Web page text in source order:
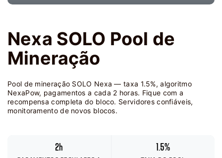
Nexa SOLO Pool de
Mineração
Pool de mineração SOLO Nexa — taxa 1.5%, algoritmo
NexaPow, pagamentos a cada 2 horas. Fique com a
recompensa completa do bloco. Servidores confiáveis,
monitoramento de novos blocos.
2h 1.5%